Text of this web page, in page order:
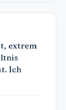
extrem
Ich